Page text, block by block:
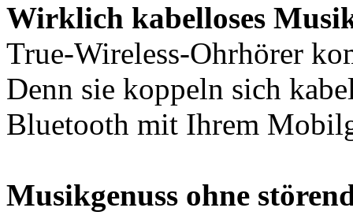
Wirklich kabelloses
True-Wireless-Ohrhörer
Denn sie koppeln sich
Bluetooth mit Ihrem
Musikgenuss ohne